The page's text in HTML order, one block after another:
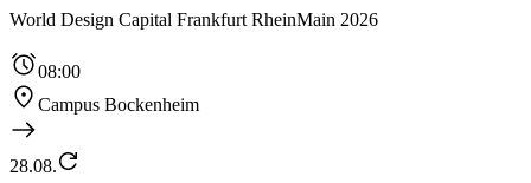
World Design Capital Frankfurt RheinMain 2026
08:00
Campus Bockenheim
28.08.